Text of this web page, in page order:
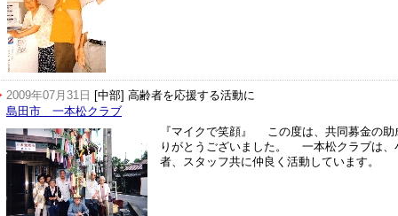
2009年07月31日 [中部] 高齢者を応援する活動に
島田市 一本松クラブ
『マイクで笑顔』 この度は、共同募金の助
りがとうございました。 一本松クラブは、
者、スタッフ共に仲良く活動しています。